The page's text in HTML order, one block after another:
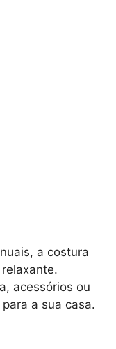
a costura
acessórios ou
a sua casa.